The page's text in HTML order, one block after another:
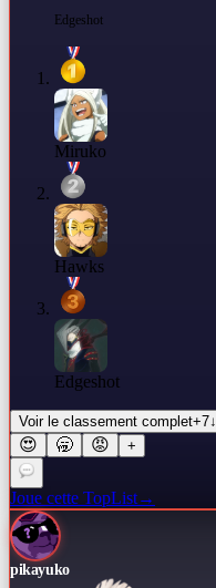
Edgeshot
Miruko
Hawks
Edgeshot
Voir le classement complet+7↓
😍 🥱 😡 +
Joue cette TopList→
pikayuko